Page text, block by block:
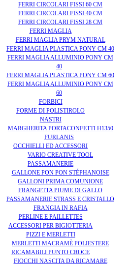
FERRI CIRCOLARI FISSI 60 CM
FERRI CIRCOLARI FISSI 40 CM
FERRI CIRCOLARI FISSI 28 CM
FERRI MAGLIA
FERRI MAGLIA PRYM NATURAL
FERRI MAGLIA PLASTICA PONY CM 40
FERRI MAGLIA ALLUMINIO PONY CM
40
FERRI MAGLIA PLASTICA PONY CM 60
FERRI MAGLIA ALLUMINIO PONY CM
60
FORBICI
FORME DI POLISTIROLO
NASTRI
MARGHERITA PORTACONFETTI H1350
FURLANIS
OCCHIELLI ED ACCESSORI
VARIO CREATIVE TOOL
PASSAMANERIE
GALLONE PON PON STÉPHANOISE
GALLONI PRIMA COMUNIONE
FRANGETTA PIUME DI GALLO
PASSAMANERIE STRASS E CRISTALLO
FRANGIA IN RAFIA
PERLINE E PAILLETTES
ACCESSORI PER BIGIOTTERIA
PIZZI E MERLETTI
MERLETTI MACRAMÈ POLIESTERE
RICAMABILI PUNTO CROCE
FIOCCHI NASCITA DA RICAMARE